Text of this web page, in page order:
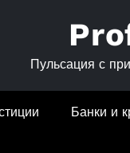
Пульсация с
Банки и